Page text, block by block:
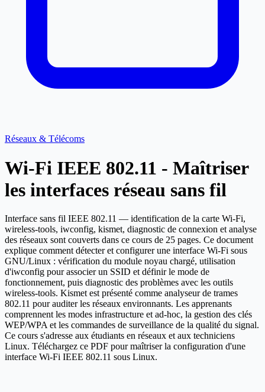
Réseaux & Télécoms
Wi-Fi IEEE 802.11 - Maîtriser
les interfaces réseau sans fil
Interface sans fil IEEE 802.11 — identification de la carte Wi-Fi,
wireless-tools, iwconfig, kismet, diagnostic de connexion et analyse
des réseaux sont couverts dans ce cours de 25 pages. Ce document
explique comment détecter et configurer une interface Wi-Fi sous
GNU/Linux : vérification du module noyau chargé, utilisation
d'iwconfig pour associer un SSID et définir le mode de
fonctionnement, puis diagnostic des problèmes avec les outils
wireless-tools. Kismet est présenté comme analyseur de trames
802.11 pour auditer les réseaux environnants. Les apprenants
comprennent les modes infrastructure et ad-hoc, la gestion des clés
WEP/WPA et les commandes de surveillance de la qualité du signal.
Ce cours s'adresse aux étudiants en réseaux et aux techniciens
Linux. Téléchargez ce PDF pour maîtriser la configuration d'une
interface Wi-Fi IEEE 802.11 sous Linux.